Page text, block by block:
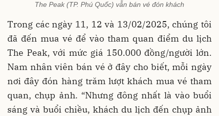
The Peak (TP. Phú Quốc) vẫn bán vé đón khách
Trong các ngày 11, 12 và 13/02/2025, chúng tôi
đã đến mua vé để vào tham quan điểm du lịch
The Peak, với mức giá 150.000 đồng/người lớn.
Nam nhân viên bán vé ở đây cho biết, mỗi ngày
nơi đây đón hàng trăm lượt khách mua vé tham
quan, chụp ảnh. “Nhưng đông nhất là vào buổi
sáng và buổi chiều, khách du lịch đến chụp ảnh